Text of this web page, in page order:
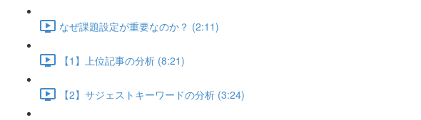
なぜ課題設定が重要なのか？ (2:11)
【1】上位記事の分析 (8:21)
【2】サジェストキーワードの分析 (3:24)